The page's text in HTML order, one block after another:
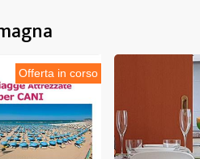
Offerta in corso